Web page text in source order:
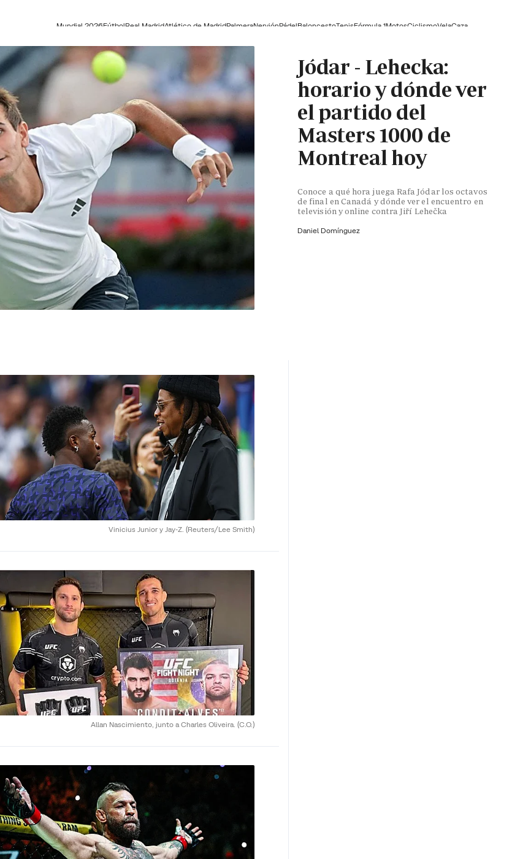
Mundial 2026FútbolReal MadridAtlético de MadridPalmeraNerviónPádelBaloncestoTenisFórmula 1MotosCiclismoVelaCaza
Jódar - Lehecka:
horario y dónde ver
el partido del
Masters 1000 de
Montreal hoy
Conoce a qué hora juega Rafa Jódar los octavos
de final en Canadá y dónde ver el encuentro en
televisión y online contra Jiří Lehečka
Daniel Domínguez
Vinicius Junior y Jay-Z. (Reuters/Lee Smith)
Allan Nascimiento, junto a Charles Oliveira. (C.O.)